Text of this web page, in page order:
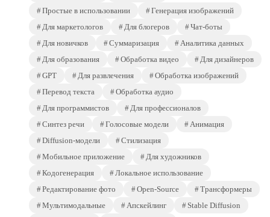
Простые в использовании
Генерация изображений
Для маркетологов
Для блогеров
Чат-боты
Для новичков
Суммаризация
Аналитика данных
Для образования
Обработка видео
Для дизайнеров
GPT
Для развлечения
Обработка изображений
Перевод текста
Обработка аудио
Для программистов
Для профессионалов
Синтез речи
Голосовые модели
Анимация
Diffusion-модели
Стилизация
Мобильное приложение
Для художников
Кодогенерация
Локальное использование
Редактирование фото
Open-Source
Трансформеры
Мультимодальные
Апскейлинг Stable Diffusion